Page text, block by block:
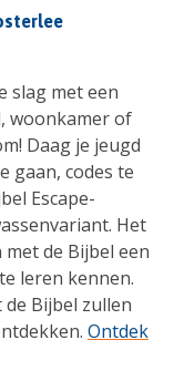
slag met een
woonkamer of
Daag je jeugd
gaan, codes te
Escape-
Het
de Bijbel een
leren kennen.
Bijbel zullen
Ontdek